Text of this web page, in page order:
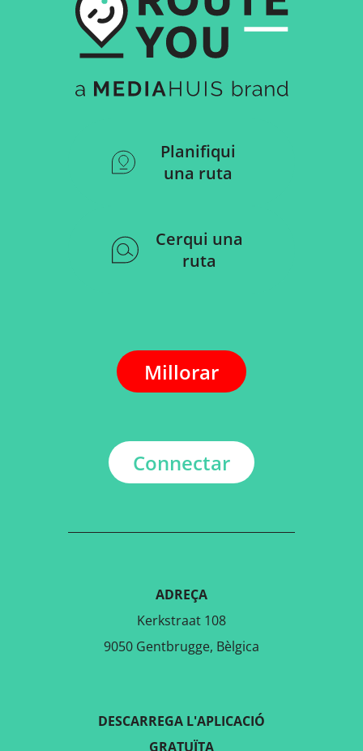
Planifiqui
una ruta
Cerqui una
ruta
Millorar
Connectar
ADREÇA
Kerkstraat 108
9050 Gentbrugge, Bèlgica
DESCARREGA L'APLICACIÓ
GRATUÏTA